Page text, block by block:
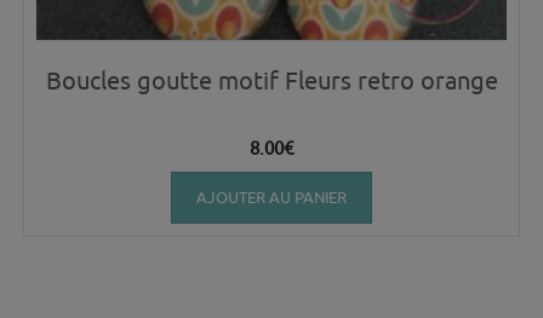
Boucles goutte motif Fleurs retro orange
8.00€
AJOUTER AU PANIER